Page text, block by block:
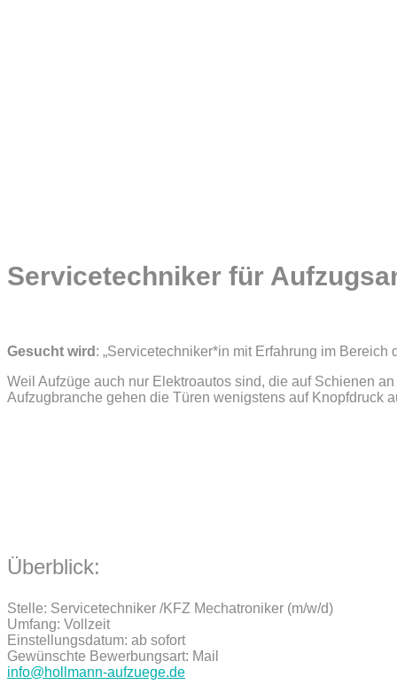
Servicetechniker für
Gesucht wird : „Servicetechniker*in mit Erfahrung im
Weil Aufzüge auch nur Elektroautos sind, die auf Schienen
Aufzugbranche gehen die Türen wenigstens auf Knopfdruck
Überblick:
Stelle: Servicetechniker /KFZ Mechatroniker (m/w/d)
Umfang: Vollzeit
Einstellungsdatum: ab sofort
Gewünschte Bewerbungsart: Mail
info@hollmann-aufzuege.de